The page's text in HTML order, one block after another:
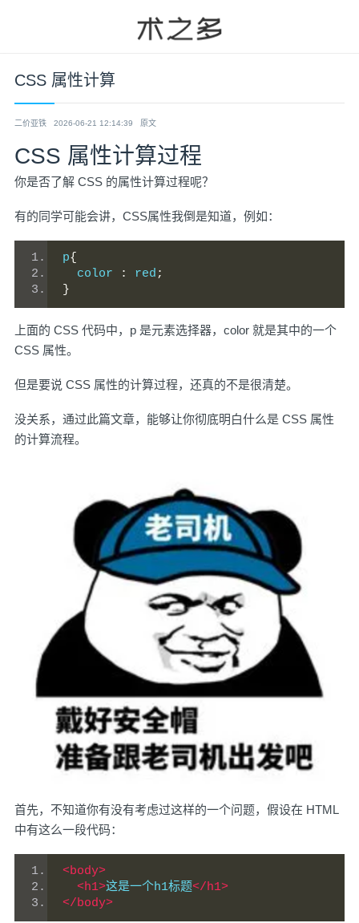
CSS 属性计算
二价亚铁 2026-06-21 12:14:39 原文
CSS 属性计算过程
你是否了解 CSS 的属性计算过程呢？
有的同学可能会讲，CSS属性我倒是知道，例如：
p{
  color
: red ;
}
上面的 CSS 代码中，p 是元素选择器，color 就是其中的一个
CSS 属性。
但是要说 CSS 属性的计算过程，还真的不是很清楚。
没关系，通过此篇文章，能够让你彻底明白什么是 CSS 属性
的计算流程。
首先，不知道你有没有考虑过这样的一个问题，假设在 HTML
中有这么一段代码：
<body>
<h1>这是一个h1标题</h1>
</body>